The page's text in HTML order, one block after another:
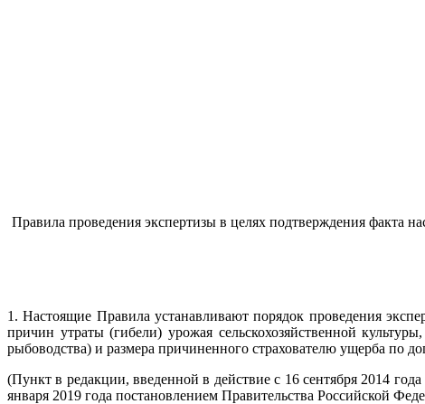
Правила проведения экспертизы в целях подтверждения факта
1. Настоящие Правила устанавливают порядок проведения
причин утраты (гибели) урожая сельскохозяйственной
рыбоводства) и размера причиненного страхователю ущерба по
(Пункт в редакции, введенной в действие с 16 сентября 2014
января 2019 года постановлением Правительства Российской